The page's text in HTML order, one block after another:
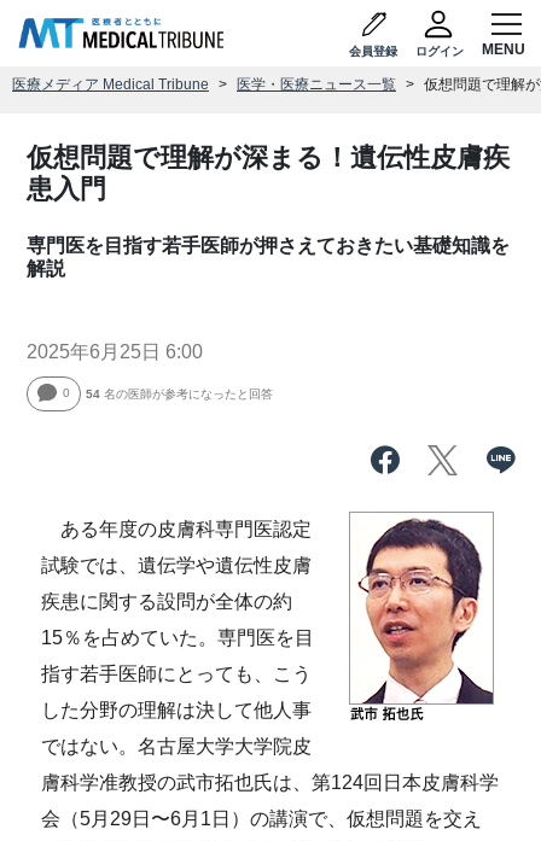
会員登録 ログイン
医療メディア Medical Tribune 医学・医療ニュース一覧 仮想問題で理解
仮想問題で理解が深まる！遺伝性皮膚疾
患入門
専門医を目指す若手医師が押さえておきたい基礎知識を
解説
2025年6月25日 6:00
0 54 名の医師が参考になったと回答
ある年度の皮膚科専門医認定
試験では、遺伝学や遺伝性皮膚
疾患に関する設問が全体の約
15％を占めていた。専門医を目
指す若手医師にとっても、こう
した分野の理解は決して他人事
ではない。名古屋大学大学院皮
膚科学准教授の武市拓也氏は、第124回日本皮膚科学
会（5月29日〜6月1日）の講演で、仮想問題を交え